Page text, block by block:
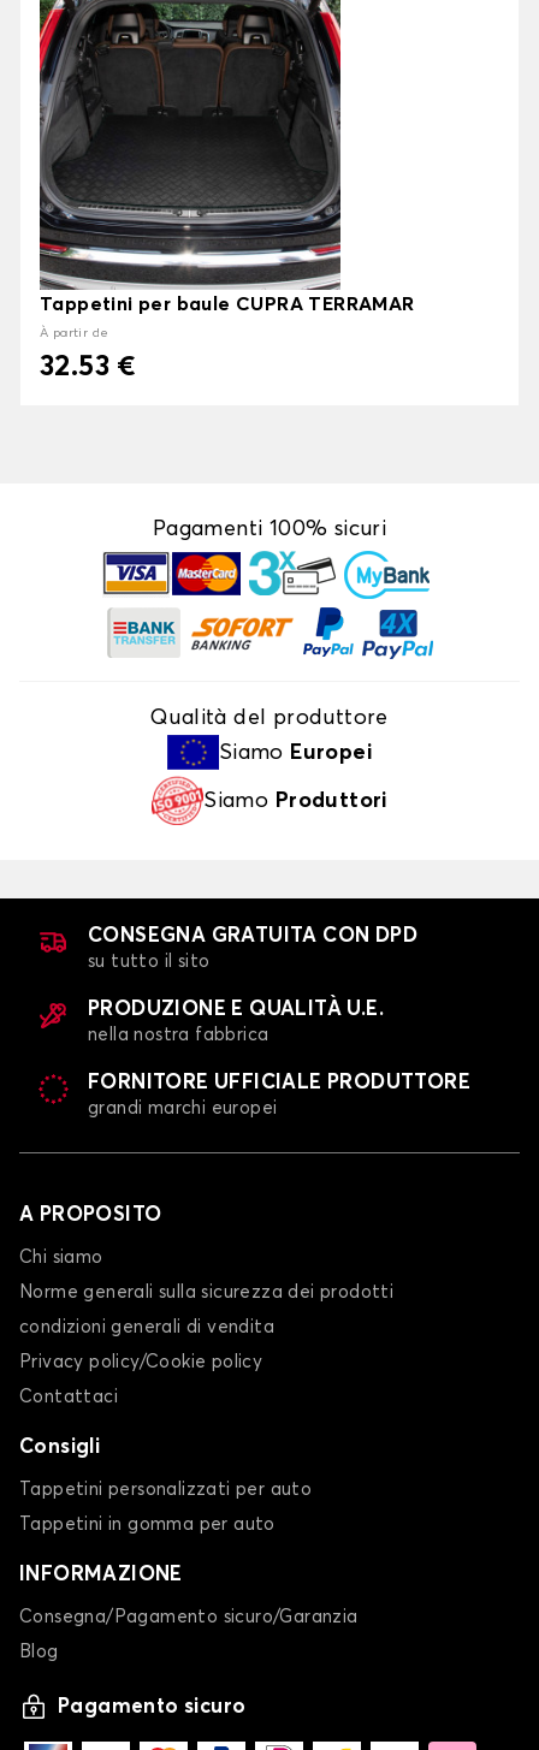
Tappetini per baule CUPRA TERRAMAR
À partir de
32.53 €
Pagamenti 100% sicuri
Qualità del produttore
Siamo Europei
Siamo Produttori
CONSEGNA GRATUITA CON DPD
su tutto il sito
PRODUZIONE E QUALITÀ U.E.
nella nostra fabbrica
FORNITORE UFFICIALE PRODUTTORE
grandi marchi europei
A PROPOSITO
Chi siamo
Norme generali sulla sicurezza dei prodotti
condizioni generali di vendita
Privacy policy/Cookie policy
Contattaci
Consigli
Tappetini personalizzati per auto
Tappetini in gomma per auto
INFORMAZIONE
Consegna/Pagamento sicuro/Garanzia
Blog
Pagamento sicuro